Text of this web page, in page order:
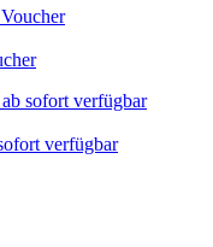
verfügbar